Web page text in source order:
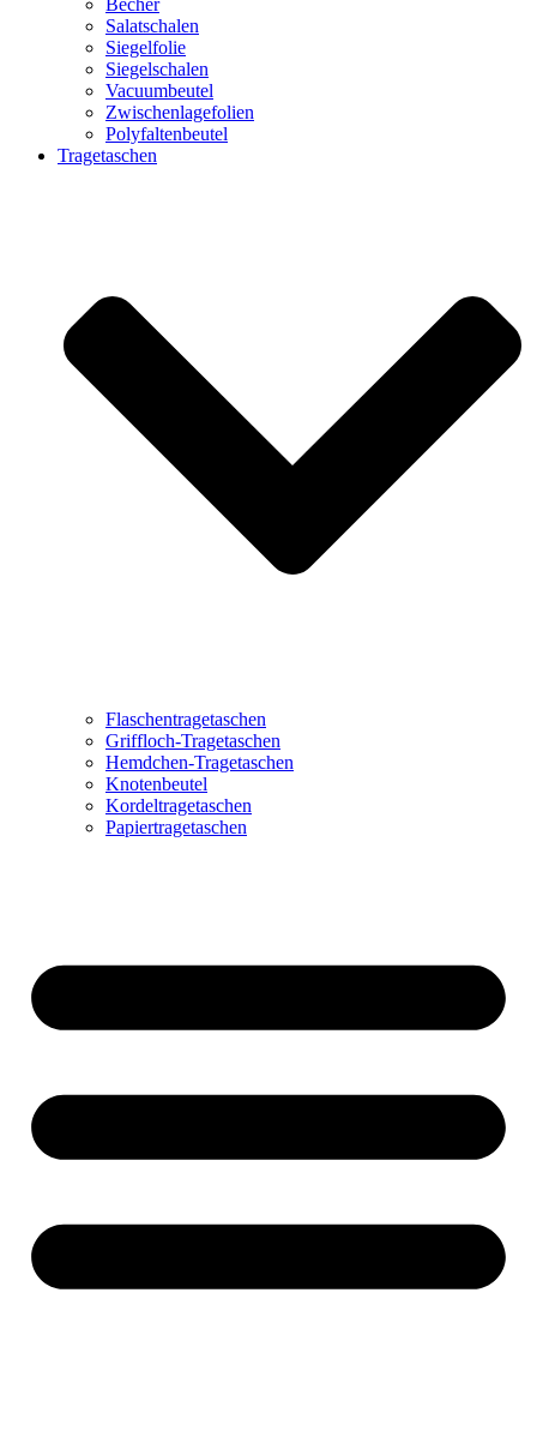
Becher
Salatschalen
Siegelfolie
Siegelschalen
Vacuumbeutel
Zwischenlagefolien
Polyfaltenbeutel
Tragetaschen
Flaschentragetaschen
Griffloch-Tragetaschen
Hemdchen-Tragetaschen
Knotenbeutel
Kordeltragetaschen
Papiertragetaschen